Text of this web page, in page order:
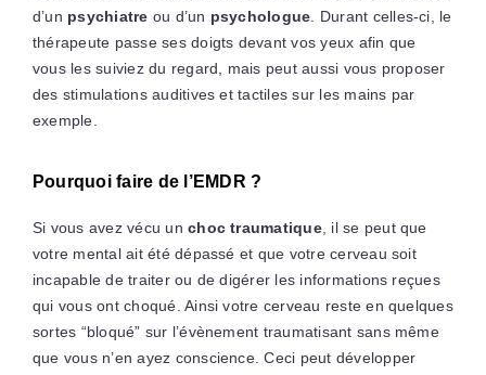
d’un psychiatre ou d’un psychologue . Durant celles-ci, le
thérapeute passe ses doigts devant vos yeux afin que
vous les suiviez du regard, mais peut aussi vous proposer
des stimulations auditives et tactiles sur les mains par
exemple.
Pourquoi faire de l’EMDR ?
Si vous avez vécu unchoc traumatique, il se peut que
votre mental ait été dépassé et que votre cerveau soit
incapable de traiter ou de digérer les informations reçues
qui vous ont choqué. Ainsi votre cerveau reste en quelques
sortes “bloqué” sur l’évènement traumatisant sans même
que vous n’en ayez conscience. Ceci peut développer